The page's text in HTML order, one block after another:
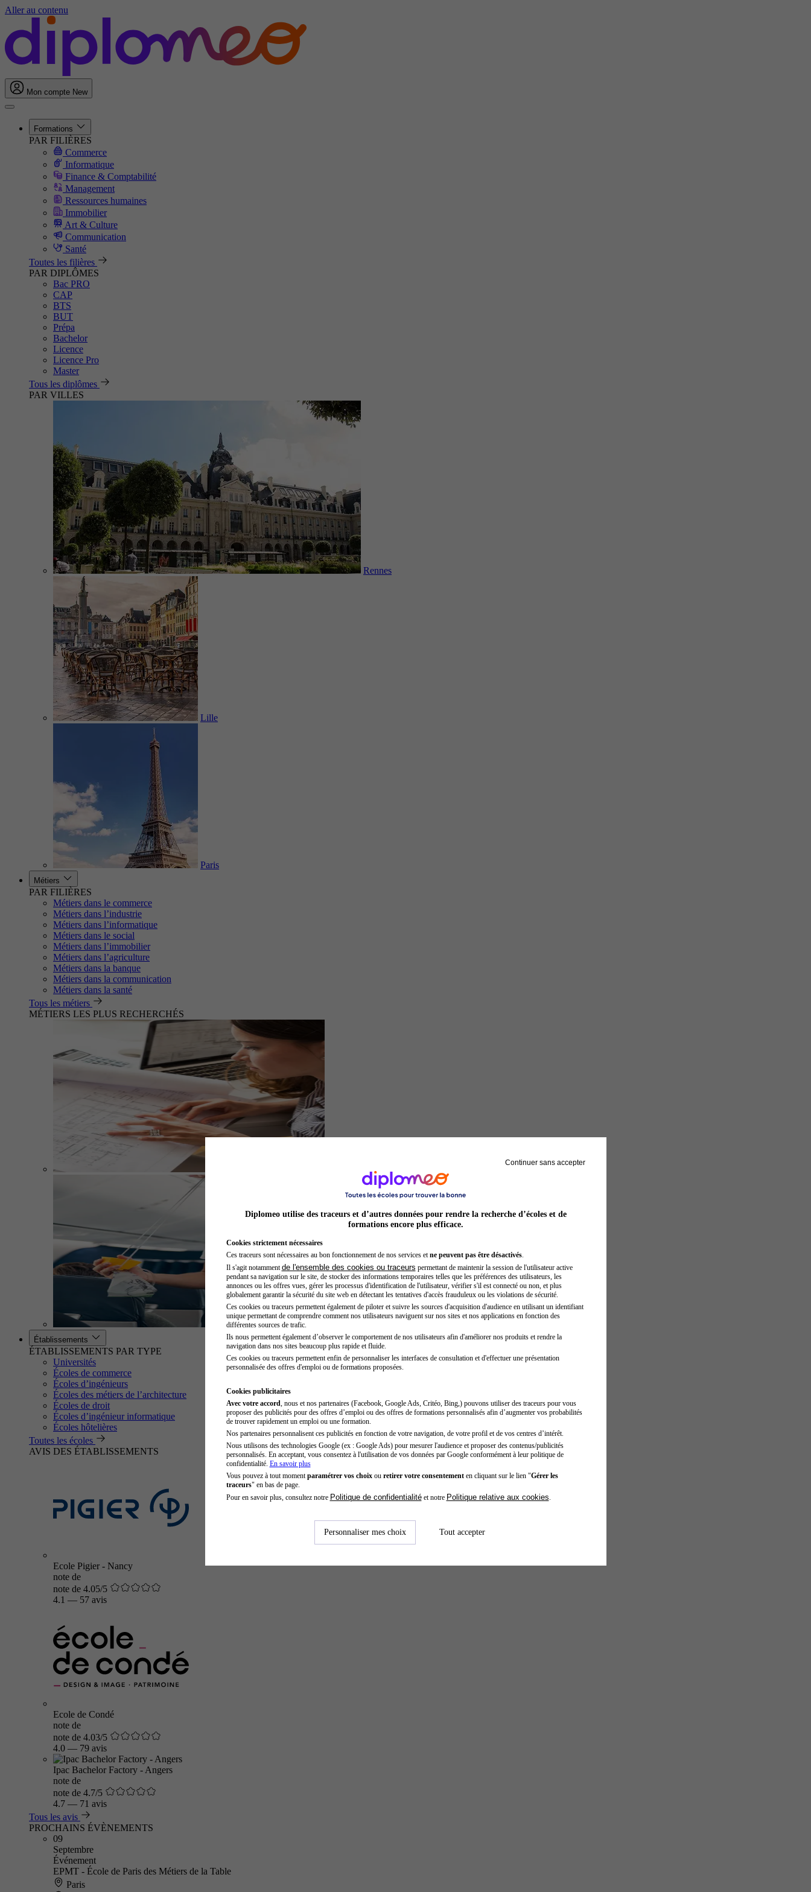
Aller au contenu
Mon compte New
Formations
PAR FILIÈRES
Commerce
Informatique
Finance & Comptabilité
Management
Ressources humaines
Immobilier
Art & Culture
Communication
Santé
Toutes les filières
PAR DIPLÔMES
Bac PRO
CAP
BTS
BUT
Prépa
Bachelor
Licence
Licence Pro
Master
Tous les diplômes
PAR VILLES
Rennes
Lille
Paris
Métiers
PAR FILIÈRES
Métiers dans le commerce
Métiers dans l’industrie
Métiers dans l’informatique
Métiers dans le social
Métiers dans l’immobilier
Métiers dans l’agriculture
Métiers dans la banque
Métiers dans la communication
Métiers dans la santé
Tous les métiers
MÉTIERS LES PLUS RECHERCHÉS
Établissements
ÉTABLISSEMENTS PAR TYPE
Universités
Écoles de commerce
Écoles d’ingénieurs
Écoles des métiers de l’architecture
Écoles de droit
Écoles d’ingénieur informatique
Écoles hôtelières
Toutes les écoles
AVIS DES ÉTABLISSEMENTS
Ecole Pigier - Nancy
note de
note de 4.05/5
4.1 — 57 avis
Ecole de Condé
note de
note de 4.03/5
4.0 — 79 avis
Ipac Bachelor Factory - Angers
note de
note de 4.7/5
4.7 — 71 avis
Tous les avis
PROCHAINS ÉVÈNEMENTS
09
Septembre
Événement
EPMT - École de Paris des Métiers de la Table
Paris
Continuer sans accepter
Diplomeo utilise des traceurs et d’autres données pour rendre la recherche d’écoles et de
formations encore plus efficace.
Cookies strictement nécessaires
Ces traceurs sont nécessaires au bon fonctionnement de nos services et ne peuvent pas être désactivés.
Il s'agit notamment de l'ensemble des cookies ou traceurs permettant de maintenir la session de l'utilisateur active
pendant sa navigation sur le site, de stocker des informations temporaires telles que les préférences des utilisateurs, les
annonces ou les offres vues, gérer les processus d'identification de l'utilisateur, vérifier s'il est connecté ou non, et plus
globalement garantir la sécurité du site web en détectant les tentatives d'accès frauduleux ou les violations de sécurité.
Ces cookies ou traceurs permettent également de piloter et suivre les sources d'acquisition d'audience en utilisant un identifiant
unique permettant de comprendre comment nos utilisateurs naviguent sur nos sites et nos applications en fonction des
différentes sources de trafic.
Ils nous permettent également d’observer le comportement de nos utilisateurs afin d'améliorer nos produits et rendre la
navigation dans nos sites beaucoup plus rapide et fluide.
Ces cookies ou traceurs permettent enfin de personnaliser les interfaces de consultation et d'effectuer une présentation
personnalisée des offres d'emploi ou de formations proposées.
Cookies publicitaires
Avec votre accord , nous et nos partenaires (Facebook, Google Ads, Critéo, Bing,) pouvons utiliser des traceurs pour vous
proposer des publicités pour des offres d’emploi ou des offres de formations personnalisés afin d’augmenter vos probabilités
de trouver rapidement un emploi ou une formation.
Nos partenaires personnalisent ces publicités en fonction de votre navigation, de votre profil et de vos centres d’intérêt.
Nous utilisons des technologies Google (ex : Google Ads) pour mesurer l'audience et proposer des contenus/publicités
personnalisés. En acceptant, vous consentez à l'utilisation de vos données par Google conformément à leur politique de
confidentialité. En savoir plus
Vous pouvez à tout moment paramétrer vos choixou retirer votre consentementen cliquant sur le lien "Gérer les
traceurs" en bas de page.
Pour en savoir plus, consultez notre Politique de confidentialitéet notre Politique relative aux cookies
Personnaliser mes choix Tout accepter